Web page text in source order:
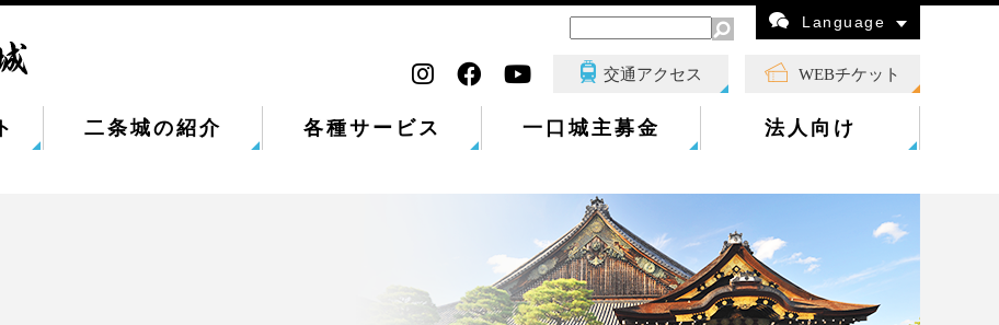
Language
二条城の紹介 各種サービス 一口城主募金 法人向け
交通アクセス WEBチケット